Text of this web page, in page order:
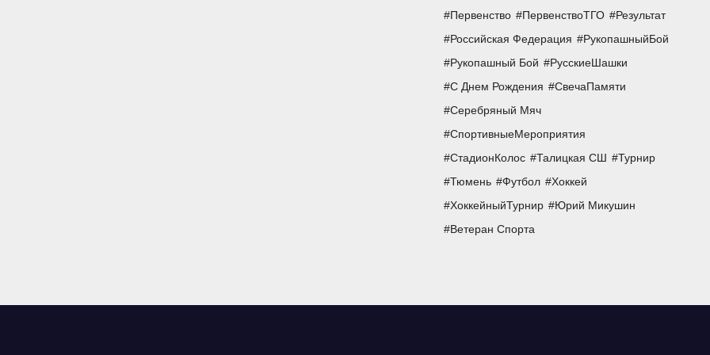
Первенство
ПервенствоТГО
Результат
Российская Федерация
РукопашныйБой
Рукопашный Бой
РусскиеШашки
С Днем Рождения
СвечаПамяти
Серебряный Мяч
СпортивныеМероприятия
СтадионКолос
Талицкая СШ
Турнир
Тюмень
Футбол
Хоккей
ХоккейныйТурнир
Юрий Микушин
Ветеран Спорта